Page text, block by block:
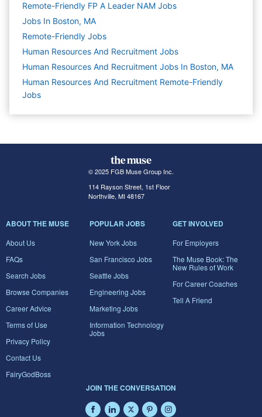
Remote-Friendly FP A Leader NAM Jobs
Jobs In Boston, MA
Remote-Friendly Jobs
Human Resources And Recruitment Jobs
Human Resources And Recruitment Jobs In Boston, MA
Human Resources And Recruitment Remote-Friendly
Jobs
© 2025 FGB Muse Group Inc.
114 Rayson Street, 1st Floor
Northville, MI 48167
ABOUT THE MUSE
About Us
FAQs
Search Jobs
Browse Companies
Career Advice
Terms of Use
Privacy Policy
Contact Us
FairyGodBoss
POPULAR JOBS
New York Jobs
San Francisco Jobs
Seattle Jobs
Engineering Jobs
Marketing Jobs
Information Technology
Jobs
GET INVOLVED
For Employers
The Muse Book: The
New Rules of Work
For Career Coaches
Tell A Friend
JOIN THE CONVERSATION